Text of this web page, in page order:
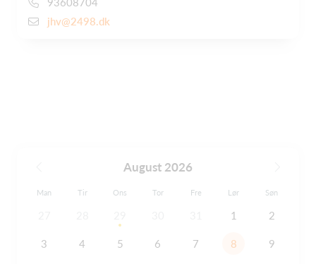
jhv@2498.dk
August 2026
Man Tir Ons Tor Fre Lør Søn
1 2
3 4 5 6 7 8 9